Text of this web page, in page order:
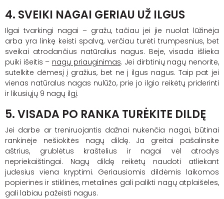
4. SVEIKI NAGAI GERIAU UŽ ILGUS
Ilgai tvarkingi nagai – gražu, tačiau jei jie nuolat lūžinėja
arba yra linkę keisti spalvą, verčiau turėti trumpesnius, bet
sveikai atrodančius natūralius nagus. Beje, visada išlieka
puiki išeitis – nagų priauginimas. Jei dirbtinių nagų nenorite,
sutelkite dėmesį į gražius, bet ne į ilgus nagus. Taip pat jei
vienas natūralus nagas nulūžo, prie jo ilgio reikėtų priderinti
ir likusiųjų 9 nagų ilgį.
5. VISADA PO RANKA TURĖKITE DILDĘ
Jei darbe ar treniruojantis dažnai nukenčia nagai, būtinai
rankinėje nešiokitės nagų dildę. Ja greitai pašalinsite
aštrius, grublėtus kraštelius ir nagai vėl atrodys
nepriekaištingai. Nagų dildę reikėtų naudoti atliekant
judesius viena kryptimi. Geriausiomis dildėmis laikomos
popierinės ir stiklinės, metalinės gali palikti nagų atplaišėles,
gali labiau pažeisti nagus.